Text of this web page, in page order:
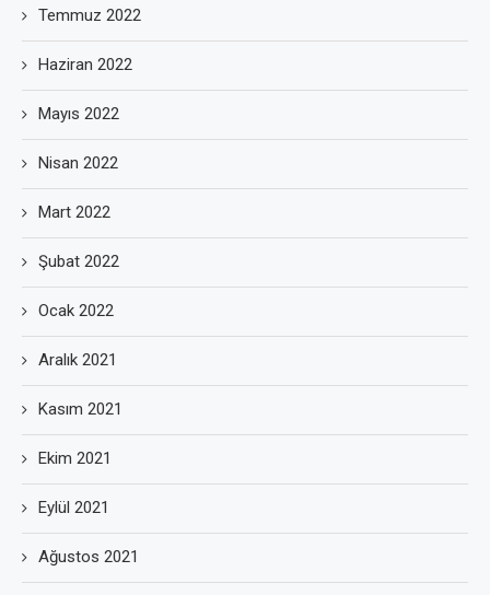
Temmuz 2022
Haziran 2022
Mayıs 2022
Nisan 2022
Mart 2022
Şubat 2022
Ocak 2022
Aralık 2021
Kasım 2021
Ekim 2021
Eylül 2021
Ağustos 2021